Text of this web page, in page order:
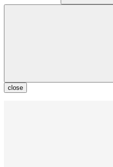
close